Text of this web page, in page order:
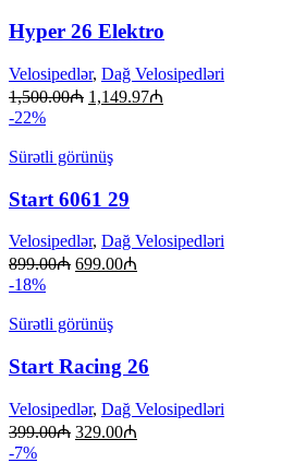
Hyper 26 Elektro
Velosipedlər, Dağ Velosipedləri
1,500.00₼ 1,149.97₼
-22%
Sürətli görünüş
Start 6061 29
Velosipedlər, Dağ Velosipedləri
899.00₼ 699.00₼
-18%
Sürətli görünüş
Start Racing 26
Velosipedlər, Dağ Velosipedləri
399.00₼ 329.00₼
-7%